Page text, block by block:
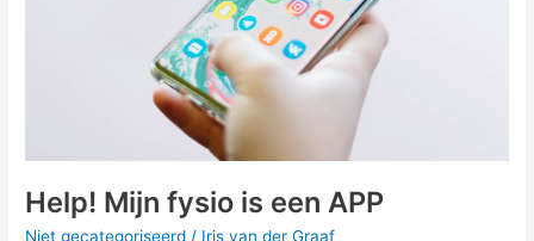
Help! Mijn fysio is een APP
Niet gecategoriseerd / Iris van der Graaf